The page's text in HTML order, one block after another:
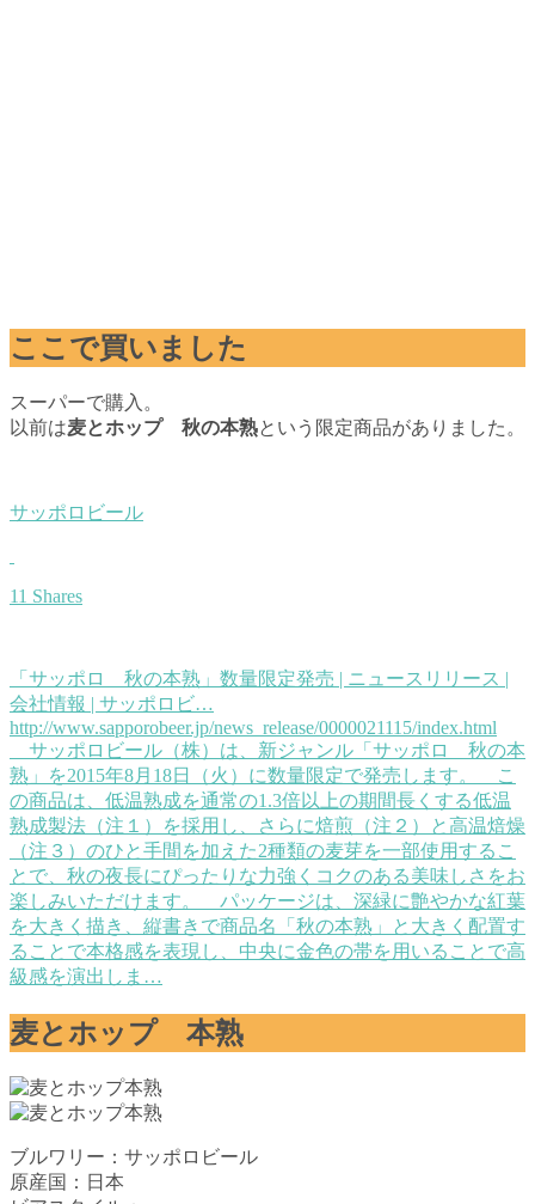
ここで買いました
スーパーで購入。
以前は麦とホップ 秋の本熟という限定商品がありました。
サッポロビール
11 Shares
「サッポロ 秋の本熟」数量限定発売 | ニュースリリース |
会社情報 | サッポロビ…
http://www.sapporobeer.jp/news_release/0000021115/index.html
サッポロビール（株）は、新ジャンル「サッポロ 秋の本
熟」を2015年8月18日（火）に数量限定で発売します。 こ
の商品は、低温熟成を通常の1.3倍以上の期間長くする低温
熟成製法（注１）を採用し、さらに焙煎（注２）と高温焙燥
（注３）のひと手間を加えた2種類の麦芽を一部使用するこ
とで、秋の夜長にぴったりな力強くコクのある美味しさをお
楽しみいただけます。 パッケージは、深緑に艶やかな紅葉
を大きく描き、縦書きで商品名「秋の本熟」と大きく配置す
ることで本格感を表現し、中央に金色の帯を用いることで高
級感を演出しま…
麦とホップ 本熟
ブルワリー：サッポロビール
原産国：日本